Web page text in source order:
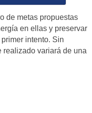
de metas propuestas
en ellas y preservar
intento. Sin
realizado variará de una